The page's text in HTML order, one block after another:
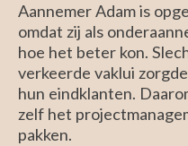
Aannemer Adam is
omdat zij als
hoe het beter kon.
verkeerde vaklui
hun eindklanten.
zelf het
pakken.